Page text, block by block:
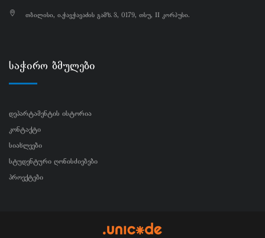
თბილისი, ი.ჭავჭავაძის გამზ. 3, 0179, თსუ, II კორპუსი.
საჭირო ბმულები
დეპარტამენტის ისტორია
კონტაქტი
სიახლეები
სტუდენტური ღონისძიებები
პროექტები